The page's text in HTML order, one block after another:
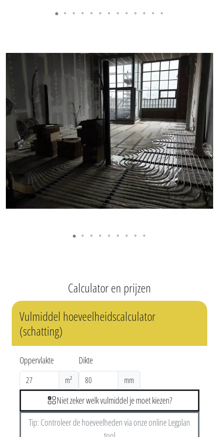
Calculator en prijzen
Vulmiddel hoeveelheidscalculator
(schatting)
Oppervlakte
m²
Dikte
mm
Niet zeker welk vulmiddel je moet kiezen?
Tip: Controleer de hoeveelheden via onze online Legplan